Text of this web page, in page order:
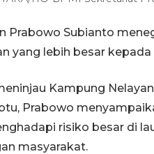
Prabowo Subianto
yang lebih besar kepada
Kampung
Prabowo
risiko besar di
masyarakat.